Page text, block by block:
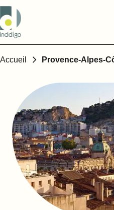
Accueil Provence-Alpes-